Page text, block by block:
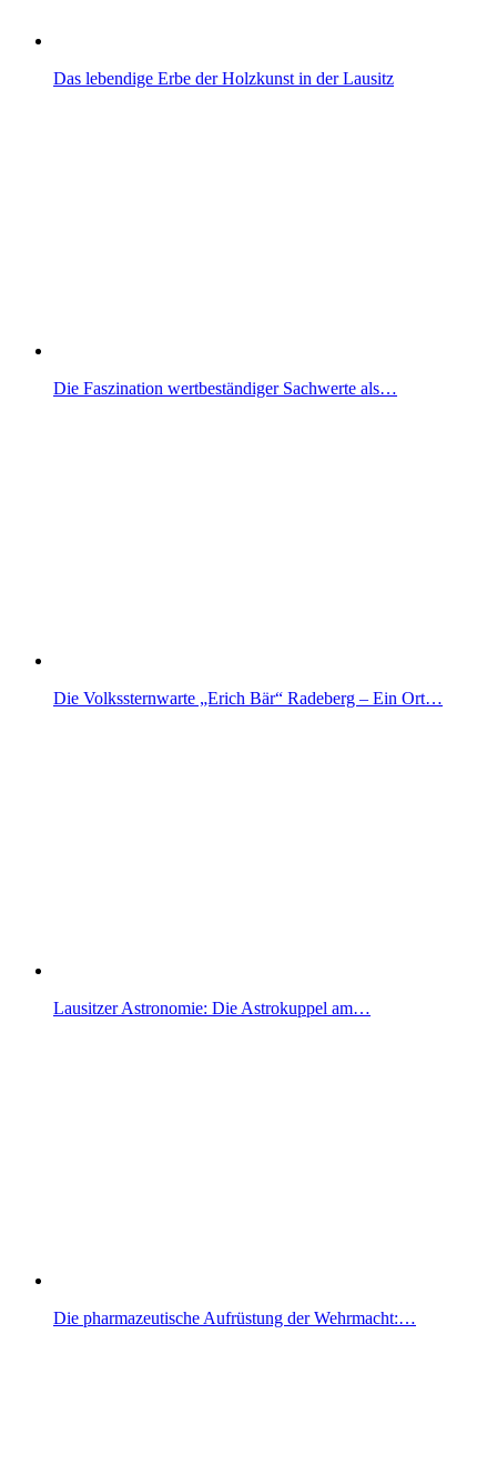
Das lebendige Erbe der Holzkunst in der Lausitz
Die Faszination wertbeständiger Sachwerte als…
Die Volkssternwarte „Erich Bär“ Radeberg – Ein Ort…
Lausitzer Astronomie: Die Astrokuppel am…
Die pharmazeutische Aufrüstung der Wehrmacht:…